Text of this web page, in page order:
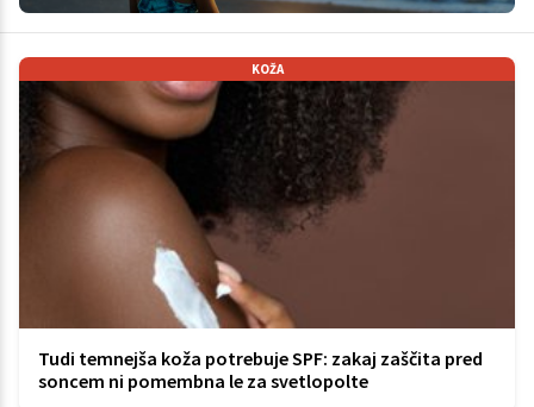
KOŽA
Tudi temnejša koža potrebuje SPF: zakaj zaščita pred
soncem ni pomembna le za svetlopolte